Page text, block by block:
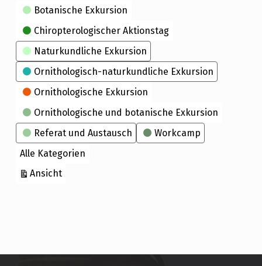
Kategorien
Botanische Exkursion
Chiropterologischer Aktionstag
Naturkundliche Exkursion
Ornithologisch-naturkundliche Exkursion
Ornithologische Exkursion
Ornithologische und botanische Exkursion
Referat und Austausch
Workcamp
Alle Kategorien
Ansichtausdrucken